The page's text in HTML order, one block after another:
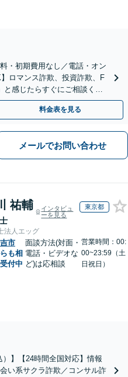
・初期費用なし／電話・オン
ロマンス詐欺、投資詐欺、F
感じたらすぐにご相談くだ
料金表を見る
メールでお問い合わせ
祐輔
インタビュ
ーを見る
東京都
法人エッグ
市
も相
付中
面談方法(対面・
電話・ビデオな
ど)は応相談
営業時間：00:
00~23:59（土
日祝日）
）】【24時間全国対応】情報
い系サクラ詐欺／コンサル詐